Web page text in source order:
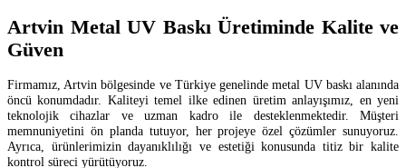
Artvin Metal UV Baskı Üretiminde Kalite ve
Güven
Firmamız, Artvin bölgesinde ve Türkiye genelinde metal UV baskı alanında
öncü konumdadır. Kaliteyi temel ilke edinen üretim anlayışımız, en yeni
teknolojik cihazlar ve uzman kadro ile desteklenmektedir. Müşteri
memnuniyetini ön planda tutuyor, her projeye özel çözümler sunuyoruz.
Ayrıca, ürünlerimizin dayanıklılığı ve estetiği konusunda titiz bir kalite
kontrol süreci yürütüyoruz.